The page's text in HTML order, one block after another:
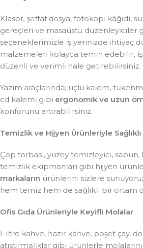
Klasör, şeffaf dosya, fotokopi kâğıdı,
gereçleri ve masaüstü düzenleyiciler
seçeneklerimizle iş yerinizde ihtiyaç
malzemeleri kolayca temin edebilir, iş
düzenli ve verimli hale getirebilirsiniz.
Yazım araçlarında; uçlu kalem,
cd kalemi gibi ergonomik ve uzun
konforunu artırabilirsiniz.
Temizlik ve Hijyen Ürünleriyle Sağlıklı
Çöp torbası, yüzey temizleyici, sabun,
temizlik ekipmanları gibi hijyen
markaların ürünlerini sizlere
hem temiz hem de sağlıklı bir ortam
Ofis Gıda Ürünleriyle Keyifli Molalar
Filtre kahve, hazır kahve, poşet çay,
atıştırmalıklar gibi ürünlerle